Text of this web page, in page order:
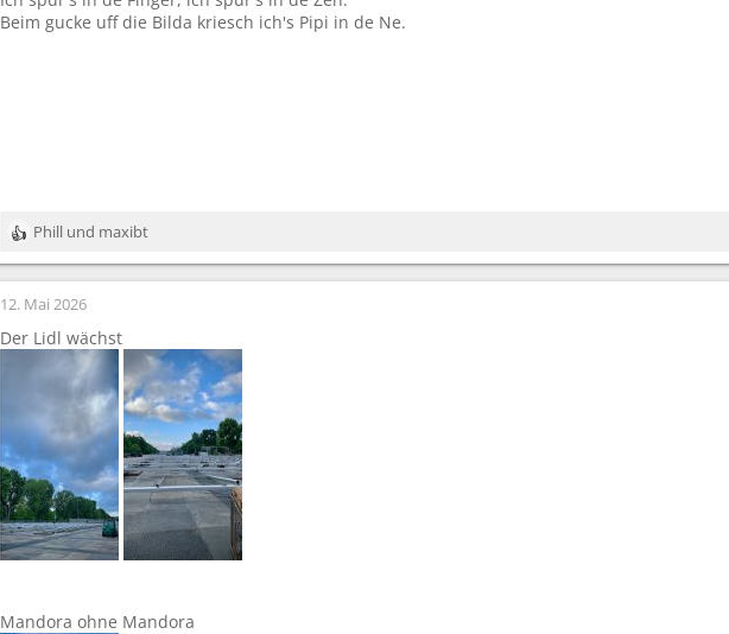
i
o
Beim gucke uff die Bilda kriesch ich's Pipi in de Ne.
R
e
a
k
i
n
:
Phill und maxibt
12. Mai 2026
Der Lidl wächst
Mandora ohne Mandora